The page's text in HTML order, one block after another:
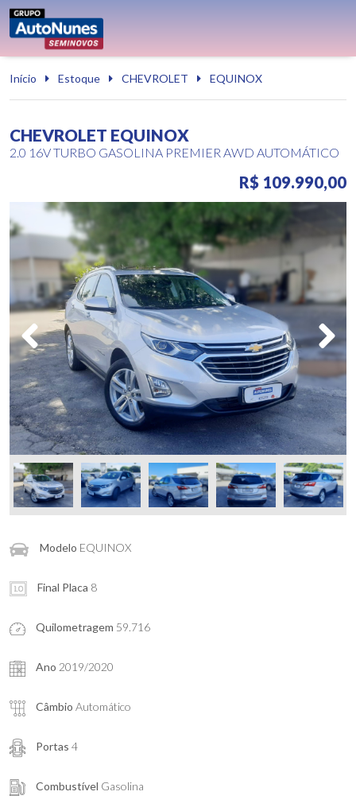
Início Estoque CHEVROLET EQUINOX
CHEVROLET EQUINOX
2.0 16V TURBO GASOLINA PREMIER AWD AUTOMÁTICO
R$ 109.990,00
Modelo EQUINOX
Final Placa 8
Quilometragem 59.716
Ano 2019/2020
Câmbio Automático
Portas 4
Combustível Gasolina